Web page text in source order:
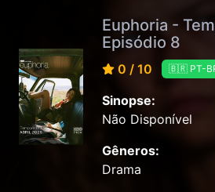
Euphoria -
Episódio 8
0 / 10 🇧🇷 PT-
Sinopse:
Não Disponível
Gêneros:
Drama